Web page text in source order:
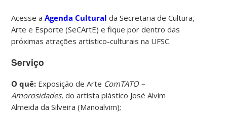
Acesse aAgenda Cultural da Secretaria de Cultura,
Arte e Esporte (SeCArtE) e fique por dentro das
próximas atrações artístico-culturais na UFSC.
Serviço
O quê: Exposição de Arte ComTATO –
Amorosidades, do artista plástico José Alvim
Almeida da Silveira (Manoalvim);